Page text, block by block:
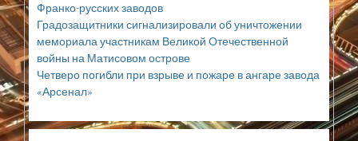
и
ю
Франко-русских заводов
Градозащитники сигнализировали об уничтожении
мемориала участникам Великой Отечественной
войны на Матисовом острове
Четверо погибли при взрыве и пожаре в ангаре завода
«Арсенал»